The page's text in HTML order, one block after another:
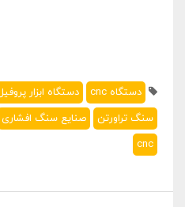
دستگاه cnc دستگاه ابزار
سنگ تراورتن
صنایع سنگ افشاری
cnc